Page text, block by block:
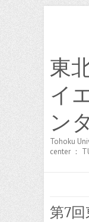
東
イ
ン
Tohoku
center ：
第7